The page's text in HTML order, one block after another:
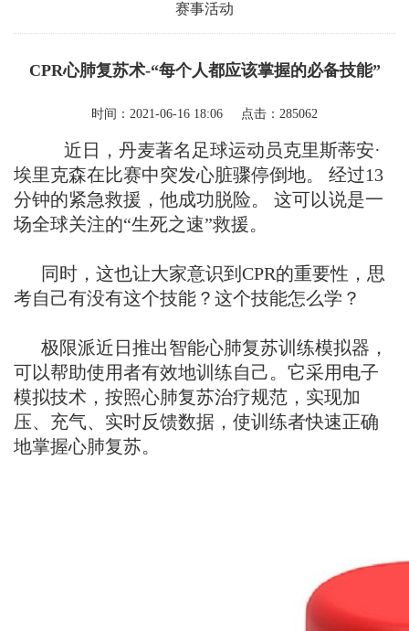
赛事活动
CPR心肺复苏术-“每个人都应该掌握的必备技能”
时间：2021-06-16 18:06 点击：285062
近日，丹麦著名足球运动员克里斯蒂安·
埃里克森在比赛中突发心脏骤停倒地。 经过13
分钟的紧急救援，他成功脱险。 这可以说是一
场全球关注的“生死之速”救援。
同时，这也让大家意识到CPR的重要性，思
考自己有没有这个技能？这个技能怎么学？
极限派近日推出智能心肺复苏训练模拟器，
可以帮助使用者有效地训练自己。它采用电子
模拟技术，按照心肺复苏治疗规范，实现加
压、充气、实时反馈数据，使训练者快速正确
地掌握心肺复苏。